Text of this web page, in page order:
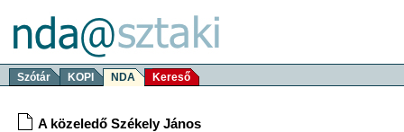
Szótár KOPI NDA Kereső
A közeledő Székely János